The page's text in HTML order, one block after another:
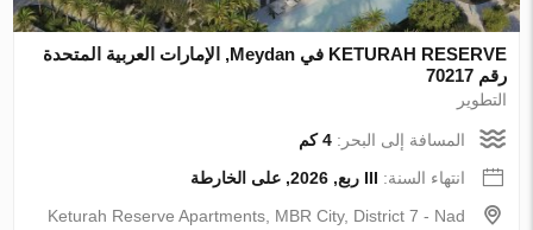
KETURAH RESERVE في Meydan, الإمارات العربية المتحدة
رقم 70217
التطوير
المسافة إلى البحر:4 كم
انتهاء السنة: III ربع, 2026, على الخارطة
Keturah Reserve Apartments, MBR City, District 7 - Nad